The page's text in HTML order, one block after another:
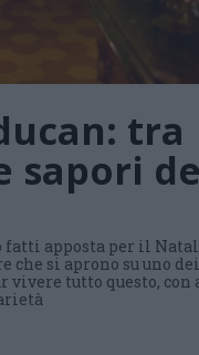
tra
sapori
fatti apposta per il
si aprono su uno
vivere tutto questo,